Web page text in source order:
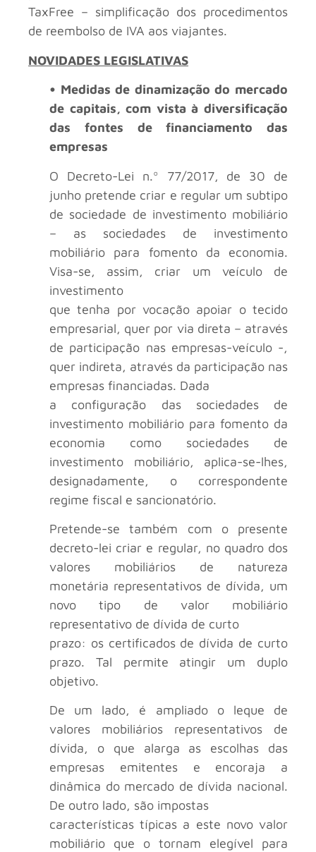
TaxFree – simplificação dos procedimentos
de reembolso de IVA aos viajantes.
NOVIDADES LEGISLATIVAS
• Medidas de dinamização do mercado
de capitais, com vista à diversificação
das fontes de financiamento das
empresas
O Decreto-Lei n.º 77/2017, de 30 de
junho pretende criar e regular um subtipo
de sociedade de investimento mobiliário
– as sociedades de investimento
mobiliário para fomento da economia.
Visa-se, assim, criar um veículo de
investimento
que tenha por vocação apoiar o tecido
empresarial, quer por via direta – através
de participação nas empresas-veículo -,
quer indireta, através da participação nas
empresas financiadas. Dada
a configuração das sociedades de
investimento mobiliário para fomento da
economia como sociedades de
investimento mobiliário, aplica-se-lhes,
designadamente, o correspondente
regime fiscal e sancionatório.
Pretende-se também com o presente
decreto-lei criar e regular, no quadro dos
valores mobiliários de natureza
monetária representativos de dívida, um
novo tipo de valor mobiliário
representativo de dívida de curto
prazo: os certificados de dívida de curto
prazo. Tal permite atingir um duplo
objetivo.
De um lado, é ampliado o leque de
valores mobiliários representativos de
dívida, o que alarga as escolhas das
empresas emitentes e encoraja a
dinâmica do mercado de dívida nacional.
De outro lado, são impostas
características típicas a este novo valor
mobiliário que o tornam elegível para